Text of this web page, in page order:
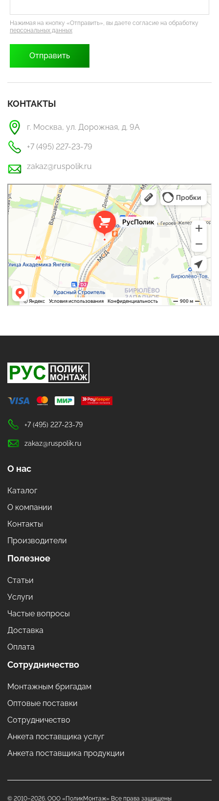
Нажимая на кнопку «Отправить», вы даете согласие на обработку
персональных данных
КОНТАКТЫ
г. Москва, ул. Дорожная, д. 9А
+7 (495) 227-23-79
zakaz@ruspolik.ru
РусПолик
Оргстекло, поликарбонат в Москве
Строительные и отделочные работы в Москве
+7 (495) 227-23-79
zakaz@ruspolik.ru
О нас
Каталог
О компании
Контакты
Производители
Полезное
Статьи
Услуги
Частые вопросы
Доставка
Оплата
Сотрудничество
Монтажным бригадам
Оптовые поставки
Сотрудничество
Анкета поставщика услуг
Анкета поставщика продукции
© 2010–2026. ООО «ПоликМонтаж» Все права защищены